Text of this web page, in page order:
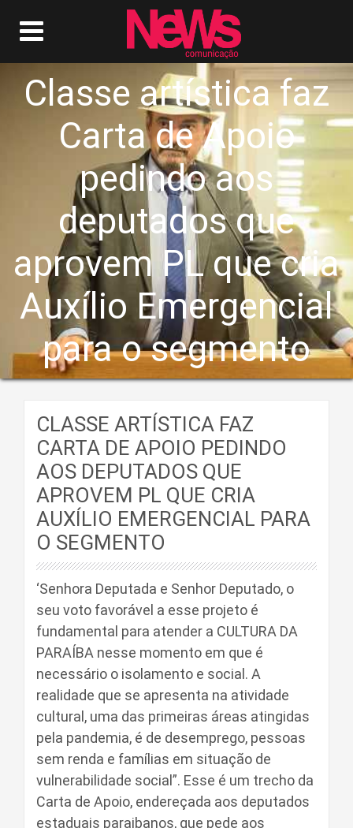
Classe artística faz
Carta de Apoio
pedindo aos
deputados que
aprovem PL que cria
Auxílio Emergencial
para o segmento
CLASSE ARTÍSTICA FAZ
CARTA DE APOIO PEDINDO
AOS DEPUTADOS QUE
APROVEM PL QUE CRIA
AUXÍLIO EMERGENCIAL PARA
O SEGMENTO
‘Senhora Deputada e Senhor Deputado, o
seu voto favorável a esse projeto é
fundamental para atender a CULTURA DA
PARAÍBA nesse momento em que é
necessário o isolamento e social. A
realidade que se apresenta na atividade
cultural, uma das primeiras áreas atingidas
pela pandemia, é de desemprego, pessoas
sem renda e famílias em situação de
vulnerabilidade social”. Esse é um trecho da
Carta de Apoio, endereçada aos deputados
estaduais paraibanos, que pede aos